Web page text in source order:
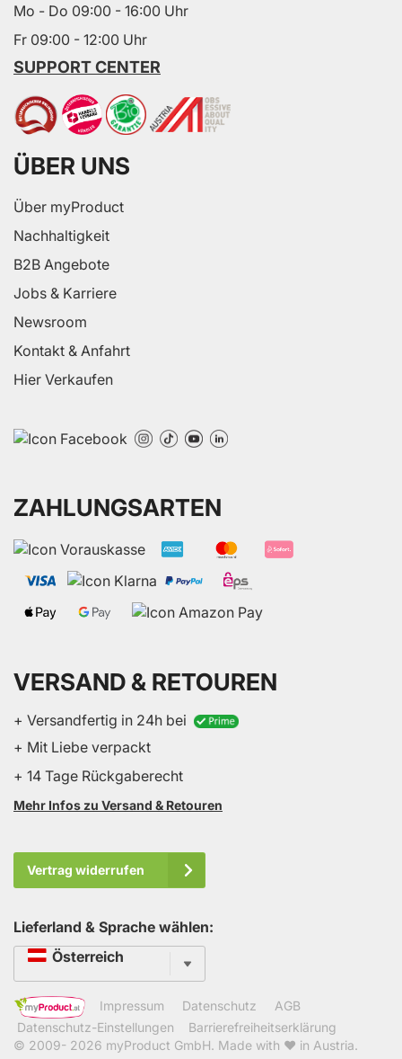
Mo - Do 09:00 - 16:00 Uhr
Fr 09:00 - 12:00 Uhr
SUPPORT CENTER
ÜBER UNS
Über myProduct
Nachhaltigkeit
B2B Angebote
Jobs & Karriere
Newsroom
Kontakt & Anfahrt
Hier Verkaufen
ZAHLUNGSARTEN
VERSAND & RETOUREN
+ Versandfertig in 24h bei
+ Mit Liebe verpackt
+ 14 Tage Rückgaberecht
Mehr Infos zu Versand & Retouren
Vertrag widerrufen
Lieferland & Sprache wählen:
SpracheÖsterreich
Impressum Datenschutz
AGB
Datenschutz-Einstellungen
Barrierefreiheitserklärung
© 2009- 2026 myProduct GmbH. Made with ❤ in Austria.